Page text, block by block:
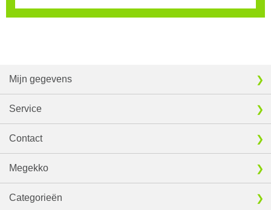
Mijn gegevens
Service
Contact
Megekko
Categorieën